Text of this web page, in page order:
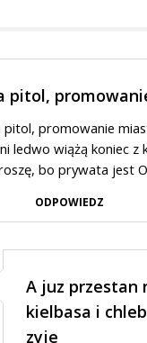
pitol,
pitol, promowanie
ledwo wiążą koniec z
bo prywata jest
ODPOWIEDZ
A juz przestan
kielbasa i
zyje